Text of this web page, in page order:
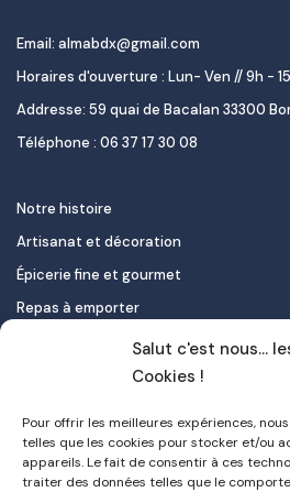
Salut c'est nous...
Cookies !
Pour offrir les meilleures expériences,
telles que les cookies pour stocker et/ou
appareils. Le fait de consentir à ces
traiter des données telles que le
Email: almabdx@gmail.com
Horaires d'ouverture : Lun- Ven // 9h -
Addresse: 59 quai de Bacalan 33300
Téléphone : 06 37 17 30 08
Notre histoire
Artisanat et décoration
Épicerie fine et gourmet
Repas à emporter
Le pastel de nata
Contact
Mon compte